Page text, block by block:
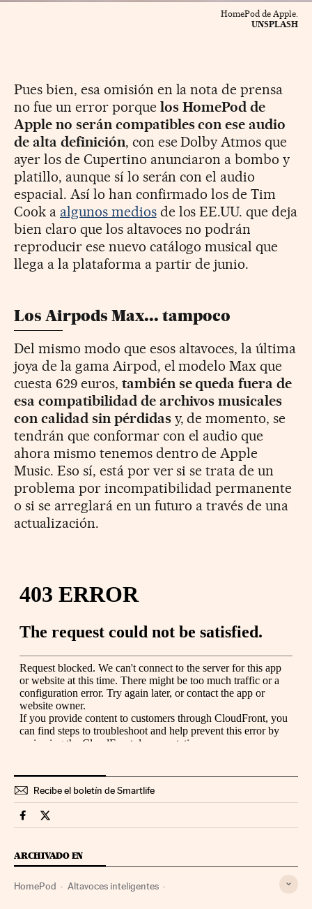
HomePod de Apple.
UNSPLASH
Pues bien, esa omisión en la nota de prensa
no fue un error porque los HomePod de
Apple no serán compatibles con ese audio
de alta definición, con ese Dolby Atmos que
ayer los de Cupertino anunciaron a bombo y
platillo, aunque sí lo serán con el audio
espacial. Así lo han confirmado los de Tim
Cook a algunos mediosde los EE.UU. que deja
bien claro que los altavoces no podrán
reproducir ese nuevo catálogo musical que
llega a la plataforma a partir de junio.
Los Airpods Max... tampoco
Del mismo modo que esos altavoces, la última
joya de la gama Airpod, el modelo Max que
cuesta 629 euros, también se queda fuera de
esa compatibilidad de archivos musicales
con calidad sin pérdidasy, de momento, se
tendrán que conformar con el audio que
ahora mismo tenemos dentro de Apple
Music. Eso sí, está por ver si se trata de un
problema por incompatibilidad permanente
o si se arreglará en un futuro a través de una
actualización.
Recibe el boletín de Smartlife
Smartlife Cinco Días en Facebook
Smartlife Cinco Días en Twitter
ARCHIVADO EN
HomePod Altavoces inteligentes